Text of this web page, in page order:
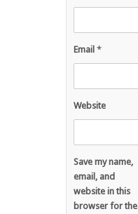
Email *
Website
Save my name,
email, and
website in this
browser for the